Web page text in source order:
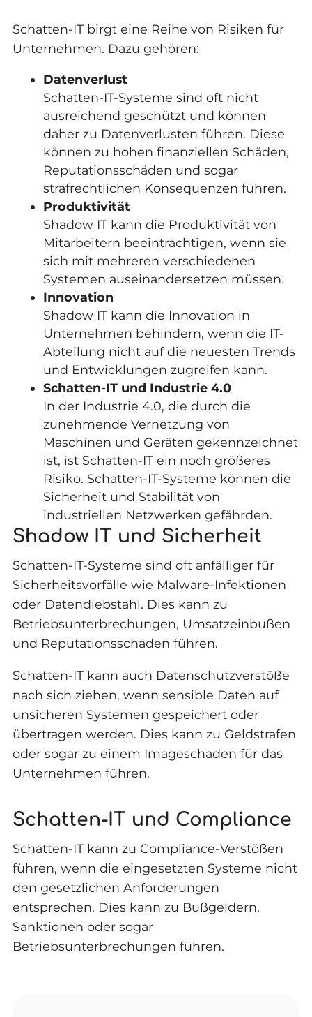
Schatten-IT birgt eine Reihe von Risiken für
Unternehmen. Dazu gehören:
Datenverlust
Schatten-IT-Systeme sind oft nicht
ausreichend geschützt und können
daher zu Datenverlusten führen. Diese
können zu hohen finanziellen Schäden,
Reputationsschäden und sogar
strafrechtlichen Konsequenzen führen.
Produktivität
Shadow IT kann die Produktivität von
Mitarbeitern beeinträchtigen, wenn sie
sich mit mehreren verschiedenen
Systemen auseinandersetzen müssen.
Innovation
Shadow IT kann die Innovation in
Unternehmen behindern, wenn die IT-
Abteilung nicht auf die neuesten Trends
und Entwicklungen zugreifen kann.
Schatten-IT und Industrie 4.0
In der Industrie 4.0, die durch die
zunehmende Vernetzung von
Maschinen und Geräten gekennzeichnet
ist, ist Schatten-IT ein noch größeres
Risiko. Schatten-IT-Systeme können die
Sicherheit und Stabilität von
industriellen Netzwerken gefährden.
Shadow IT und Sicherheit
Schatten-IT-Systeme sind oft anfälliger für
Sicherheitsvorfälle wie Malware-Infektionen
oder Datendiebstahl. Dies kann zu
Betriebsunterbrechungen, Umsatzeinbußen
und Reputationsschäden führen.
Schatten-IT kann auch Datenschutzverstöße
nach sich ziehen, wenn sensible Daten auf
unsicheren Systemen gespeichert oder
übertragen werden. Dies kann zu Geldstrafen
oder sogar zu einem Imageschaden für das
Unternehmen führen.
Schatten-IT und Compliance
Schatten-IT kann zu Compliance-Verstößen
führen, wenn die eingesetzten Systeme nicht
den gesetzlichen Anforderungen
entsprechen. Dies kann zu Bußgeldern,
Sanktionen oder sogar
Betriebsunterbrechungen führen.